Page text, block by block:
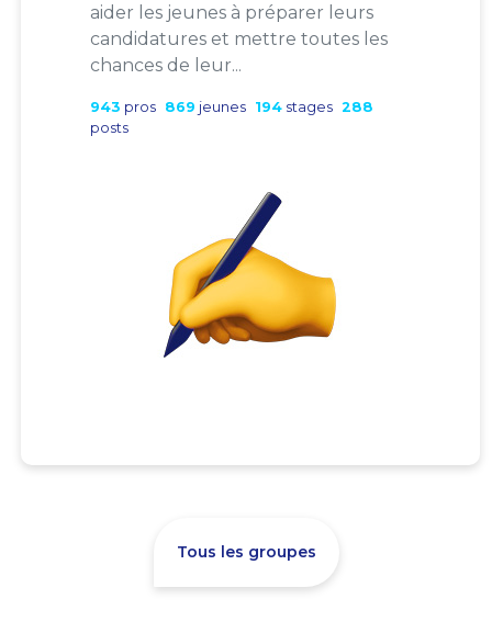
aider les jeunes à préparer leurs
candidatures et mettre toutes les
chances de leur...
943 pros 869 jeunes 194 stages 288
posts
Tous les groupes